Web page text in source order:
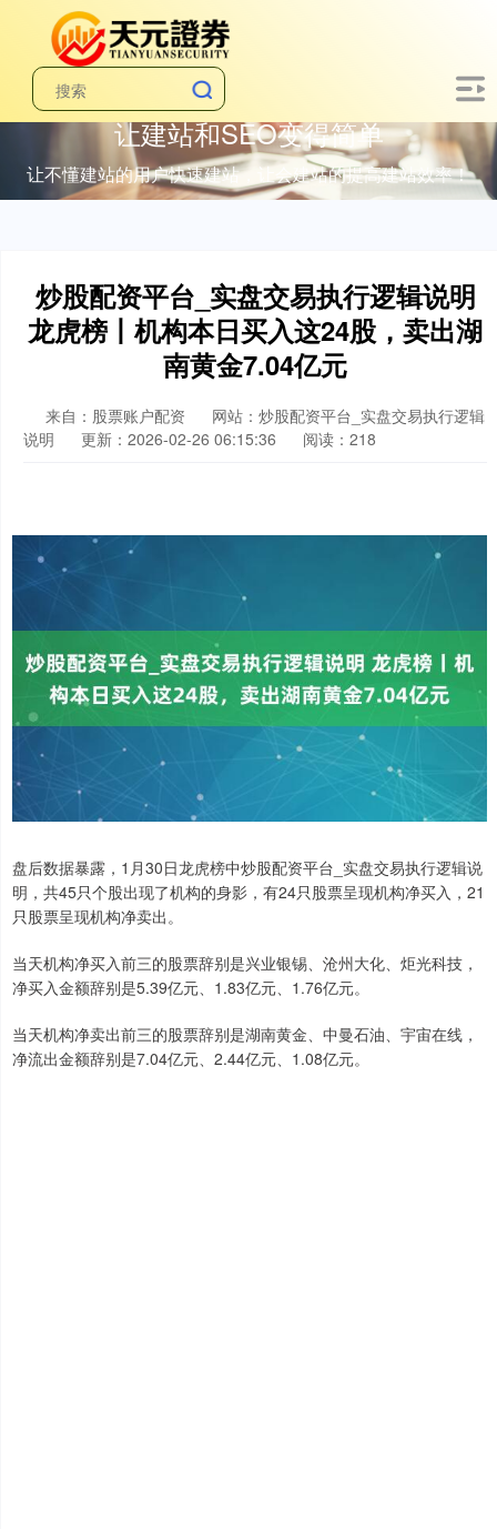
让建站和SEO变得简单
让不懂建站的用户快速建站，让会建站的提高建站效率！
炒股配资平台_实盘交易执行逻辑说明
龙虎榜丨机构本日买入这24股，卖出湖
南黄金7.04亿元
来自：股票账户配资
网站：炒股配资平台_实盘交易执行逻辑
说明
更新：2026-02-26 06:15:36 阅读：218
盘后数据暴露，1月30日龙虎榜中炒股配资平台_实盘交易执行逻辑说
明，共45只个股出现了机构的身影，有24只股票呈现机构净买入，21
只股票呈现机构净卖出。
当天机构净买入前三的股票辞别是兴业银锡、沧州大化、炬光科技，
净买入金额辞别是5.39亿元、1.83亿元、1.76亿元。
当天机构净卖出前三的股票辞别是湖南黄金、中曼石油、宇宙在线，
净流出金额辞别是7.04亿元、2.44亿元、1.08亿元。